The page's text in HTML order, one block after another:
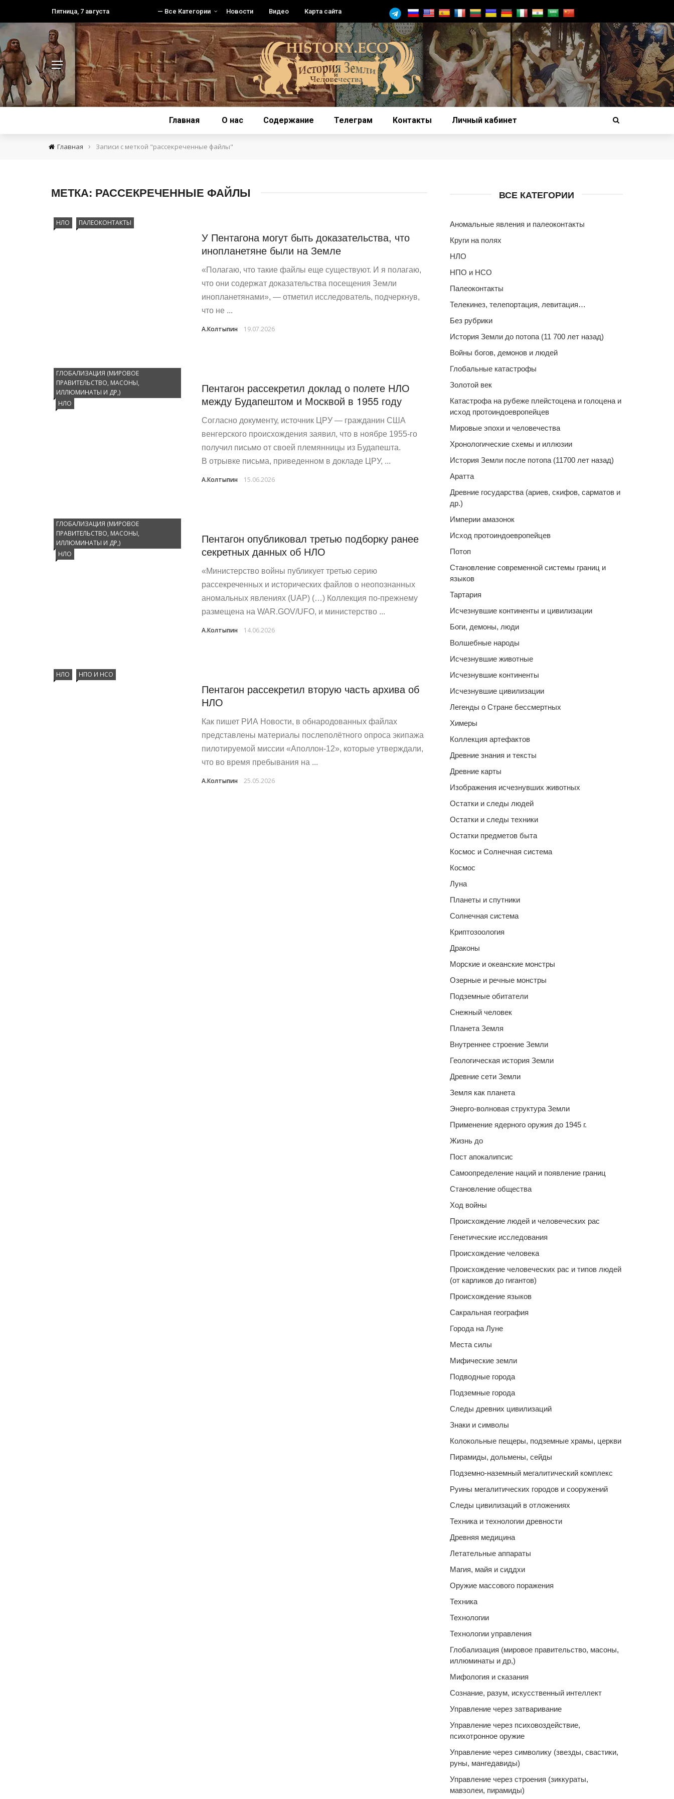
Пятница, 7 августа — Все Категории Новости Видео Карта сайта
Главная О нас Содержание Телеграм Контакты Личный кабинет
Главная › Записи с меткой "рассекреченные файлы"
МЕТКА: РАССЕКРЕЧЕННЫЕ ФАЙЛЫ
НЛО ПАЛЕОКОНТАКТЫ
У Пентагона могут быть доказательства, что
инопланетяне были на Земле
«Полагаю, что такие файлы еще существуют. И я полагаю,
что они содержат доказательства посещения Земли
инопланетянами», — отметил исследователь, подчеркнув,
что не ...
А.Колтыпин 19.07.2026
ГЛОБАЛИЗАЦИЯ (МИРОВОЕ
ПРАВИТЕЛЬСТВО, МАСОНЫ,
ИЛЛЮМИНАТЫ И ДР,)
НЛО
Пентагон рассекретил доклад о полете НЛО
между Будапештом и Москвой в 1955 году
Согласно документу, источник ЦРУ — гражданин США
венгерского происхождения заявил, что в ноябре 1955-го
получил письмо от своей племянницы из Будапешта.
В отрывке письма, приведенном в докладе ЦРУ, ...
А.Колтыпин 15.06.2026
ГЛОБАЛИЗАЦИЯ (МИРОВОЕ
ПРАВИТЕЛЬСТВО, МАСОНЫ,
ИЛЛЮМИНАТЫ И ДР,)
НЛО
Пентагон опубликовал третью подборку ранее
секретных данных об НЛО
«Министерство войны публикует третью серию
рассекреченных и исторических файлов о неопознанных
аномальных явлениях (UAP) (…) Коллекция по-прежнему
размещена на WAR.GOV/UFO, и министерство ...
А.Колтыпин 14.06.2026
НЛО НПО И НСО
Пентагон рассекретил вторую часть архива об
НЛО
Как пишет РИА Новости, в обнародованных файлах
представлены материалы послеполётного опроса экипажа
пилотируемой миссии «Аполлон-12», которые утверждали,
что во время пребывания на ...
А.Колтыпин 25.05.2026
ВСЕ КАТЕГОРИИ
Аномальные явления и палеоконтакты
Круги на полях
НЛО
НПО и НСО
Палеоконтакты
Телекинез, телепортация, левитация…
Без рубрики
История Земли до потопа (11 700 лет назад)
Войны богов, демонов и людей
Глобальные катастрофы
Золотой век
Катастрофа на рубеже плейстоцена и голоцена и
исход протоиндоевропейцев
Мировые эпохи и человечества
Хронологические схемы и иллюзии
История Земли после потопа (11700 лет назад)
Аратта
Древние государства (ариев, скифов, сарматов и
др.)
Империи амазонок
Исход протоиндоевропейцев
Потоп
Становление современной системы границ и
языков
Тартария
Исчезнувшие континенты и цивилизации
Боги, демоны, люди
Волшебные народы
Исчезнувшие животные
Исчезнувшие континенты
Исчезнувшие цивилизации
Легенды о Стране бессмертных
Химеры
Коллекция артефактов
Древние знания и тексты
Древние карты
Изображения исчезнувших животных
Остатки и следы людей
Остатки и следы техники
Остатки предметов быта
Космос и Солнечная система
Космос
Луна
Планеты и спутники
Солнечная система
Криптозоология
Драконы
Морские и океанские монстры
Озерные и речные монстры
Подземные обитатели
Снежный человек
Планета Земля
Внутреннее строение Земли
Геологическая история Земли
Древние сети Земли
Земля как планета
Энерго-волновая структура Земли
Применение ядерного оружия до 1945 г.
Жизнь до
Пост апокалипсис
Самоопределение наций и появление границ
Становление общества
Ход войны
Происхождение людей и человеческих рас
Генетические исследования
Происхождение человека
Происхождение человеческих рас и типов людей
(от карликов до гигантов)
Происхождение языков
Сакральная география
Города на Луне
Места силы
Мифические земли
Подводные города
Подземные города
Следы древних цивилизаций
Знаки и символы
Колокольные пещеры, подземные храмы, церкви
Пирамиды, дольмены, сейды
Подземно-наземный мегалитический комплекс
Руины мегалитических городов и сооружений
Следы цивилизаций в отложениях
Техника и технологии древности
Древняя медицина
Летательные аппараты
Магия, майя и сиддхи
Оружие массового поражения
Техника
Технологии
Технологии управления
Глобализация (мировое правительство, масоны,
иллюминаты и др,)
Мифология и сказания
Сознание, разум, искусственный интеллект
Управление через затваривание
Управление через психовоздействие,
психотронное оружие
Управление через символику (звезды, свастики,
руны, мангедавиды)
Управление через строения (зиккураты,
мавзолеи, пирамиды)